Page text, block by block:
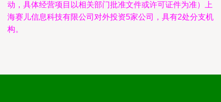
动，具体经营项目以相关部门批准文件或许可证件为准）上
海赛儿信息科技有限公司对外投资5家公司，具有2处分支机
构。